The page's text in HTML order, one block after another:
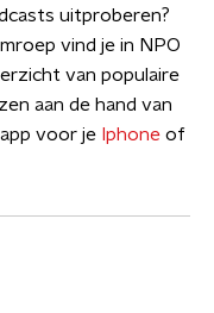
uitproberen?
vind je in NPO
van populaire
aan de hand van
voor je Iphone of